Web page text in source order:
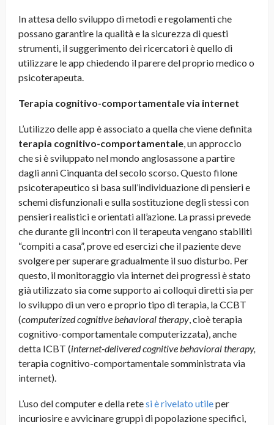
In attesa dello sviluppo di metodi e regolamenti che
possano garantire la qualità e la sicurezza di questi
strumenti, il suggerimento dei ricercatori è quello di
utilizzare le app chiedendo il parere del proprio medico o
psicoterapeuta.
Terapia cognitivo-comportamentale via internet
L’utilizzo delle app è associato a quella che viene definita
terapia cognitivo-comportamentale, un approccio
che si è sviluppato nel mondo anglosassone a partire
dagli anni Cinquanta del secolo scorso. Questo filone
psicoterapeutico si basa sull’individuazione di pensieri e
schemi disfunzionali e sulla sostituzione degli stessi con
pensieri realistici e orientati all’azione. La prassi prevede
che durante gli incontri con il terapeuta vengano stabiliti
“compiti a casa”, prove ed esercizi che il paziente deve
svolgere per superare gradualmente il suo disturbo. Per
questo, il monitoraggio via internet dei progressi è stato
già utilizzato sia come supporto ai colloqui diretti sia per
lo sviluppo di un vero e proprio tipo di terapia, la CCBT
(computerized cognitive behavioral therapy, cioè terapia
cognitivo-comportamentale computerizzata), anche
detta ICBT (internet-delivered cognitive behavioral therapy,
terapia cognitivo-comportamentale somministrata via
internet).
L’uso del computer e della retesi è rivelato utileper
incuriosire e avvicinare gruppi di popolazione specifici,